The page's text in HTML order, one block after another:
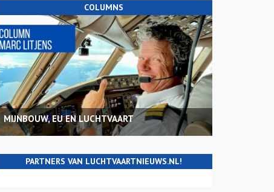
COLUMNS
MIJNBOUW, EU EN LUCHTVAART
PARTNERS VAN LUCHTVAARTNIEUWS.NL!